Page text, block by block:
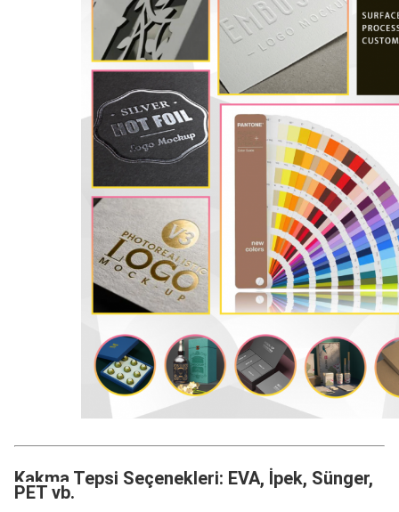
Kakma Tepsi Seçenekleri: EVA, İpek, Sünger,
PET vb.